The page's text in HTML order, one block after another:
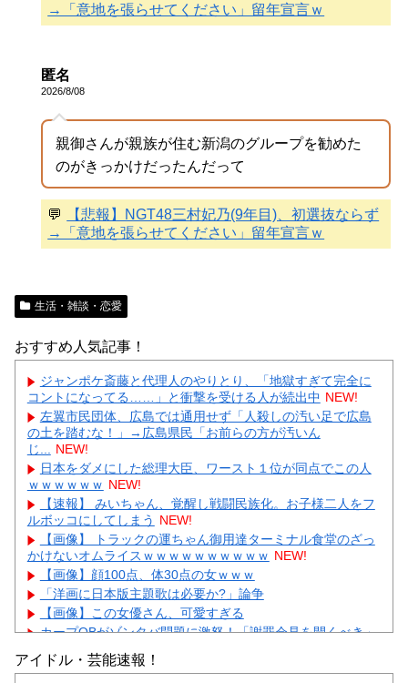
→「意地を張らせてください」留年宣言ｗ
匿名
2026/8/08
親御さんが親族が住む新潟のグループを勧めた
のがきっかけだったんだって
💬
【悲報】NGT48三村妃乃(9年目)、初選抜ならず
→「意地を張らせてください」留年宣言ｗ
生活・雑談・恋愛
おすすめ人気記事！
ジャンポケ斎藤と代理人のやりとり、「地獄すぎて完全に
コントになってる……」と衝撃を受ける人が続出中 NEW!
左翼市民団体、広島では通用せず「人殺しの汚い足で広島
の土を踏むな！」→広島県民「お前らの方が汚いん
じ...
NEW!
日本をダメにした総理大臣、ワースト１位が同点でこの人
ｗｗｗｗｗｗ NEW!
【速報】 みいちゃん、覚醒し戦闘民族化。お子様二人をフ
ルボッコにしてしまう NEW!
【画像】 トラックの運ちゃん御用達ターミナル食堂のざっ
かけないオムライスｗｗｗｗｗｗｗｗｗｗ NEW!
【画像】顔100点、体30点の女ｗｗｗ
「洋画に日本版主題歌は必要か?」論争
【画像】この女優さん、可愛すぎる
カープOBがゾンタバ問題に激怒！「謝罪会見を開くべき」
【画像】顔100点、体30点の女ｗｗｗ
アイドル・芸能速報！